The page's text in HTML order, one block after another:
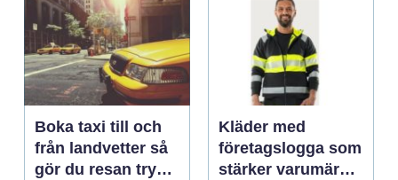
Boka taxi till och
från landvetter så
gör du resan trygg
Kläder med
företagslogga som
stärker varumärket